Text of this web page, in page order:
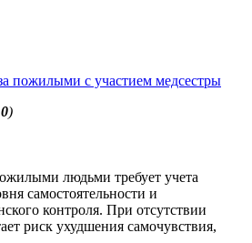
пожилыми с участием медсестры
0)
людьми требует учета
самостоятельности и
контроля. При отсутствии
риск ухудшения самочувствия,